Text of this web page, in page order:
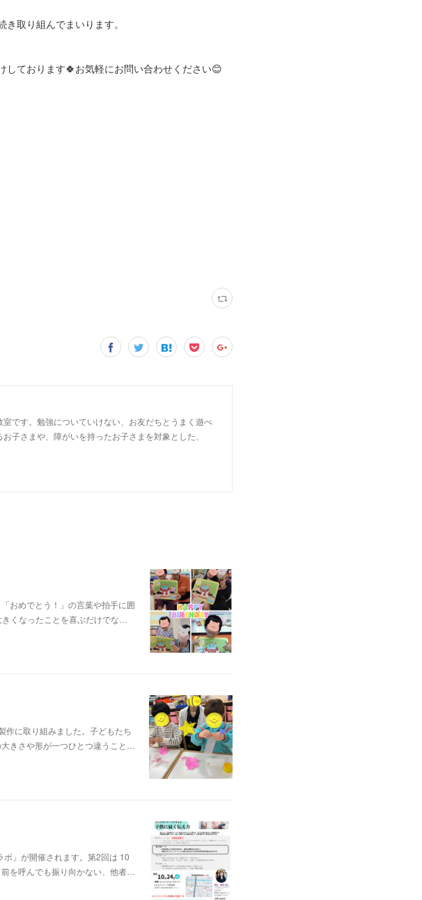
取り組んでまいります。
ております🍀お気軽にお問い合わせください😊
です。勉強についていけない、お友だちとうまく遊べ
子さまや、障がいを持ったお子さまを対象とした、
おめでとう！」の言葉や拍手に囲
くなったことを喜ぶだけでな…
作に取り組みました。子どもたち
きさや形が一つひとつ違うこと…
」が開催されます。第2回は 10
を呼んでも振り向かない、他者…